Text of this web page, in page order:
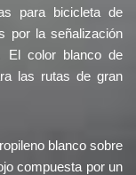
para bicicleta de
por la señalización
El color blanco de
las rutas de gran
blanco sobre
compuesta por un